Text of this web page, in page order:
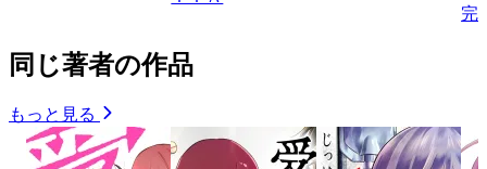
完
同じ著者の作品
もっと見る